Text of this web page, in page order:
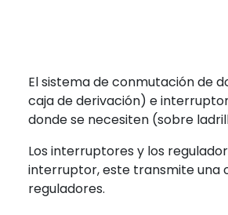
El sistema de conmutación de
caja de derivación) e
donde se necesiten (sobre
Los interruptores y los
interruptor, este transmite una
reguladores.